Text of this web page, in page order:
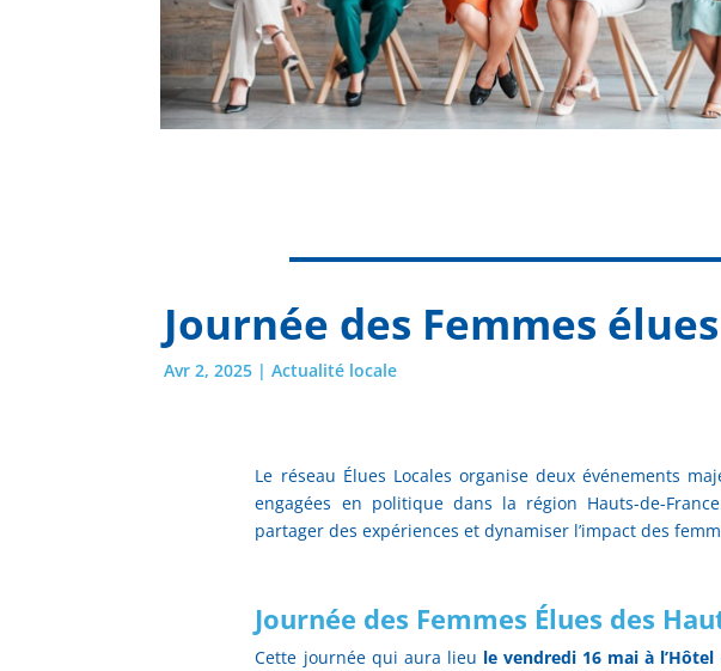
Journée des Femmes élues
Avr 2, 2025 |Actualité locale
Le réseau Élues Locales organise deux événements
engagées en politique dans la région Hauts-de-
partager des expériences et dynamiser l’impact des
Journée des Femmes Élues des
Cette journée qui aura lieu le vendredi 16 mai à